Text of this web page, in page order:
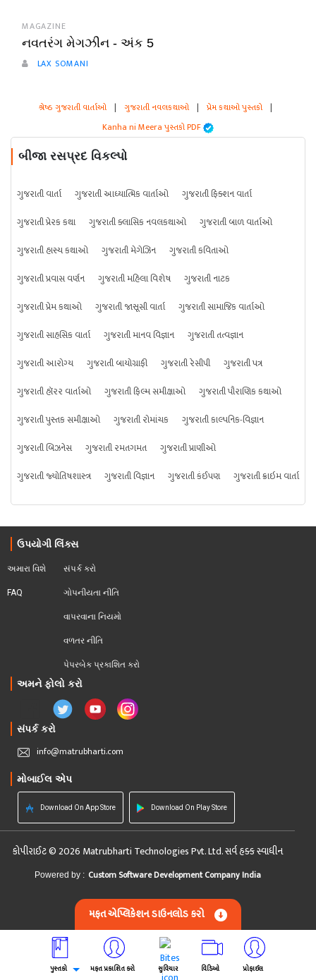
MAGAZINE
નવતરંગ મેગઝીન - અંક 5
LAX SOMANI
શ્રેષ્ઠ ગુજરાતી વાર્તાઓ | ગુજરાતી નવલકથાઓ | પ્રેમ કથાઓ પુસ્તકો |
Kanha ni Meera પુસ્તકો PDF
બીજા રસપ્રદ વિકલ્પો
ગુજરાતી વાર્તા ગુજરાતી આધ્યાત્મિક વાર્તાઓ
ગુજરાતી ફિક્શન વાર્તા
ગુજરાતી પ્રેરક કથા
ગુજરાતી ક્લાસિક નવલકથાઓ
ગુજરાતી બાળ વાર્તાઓ
ગુજરાતી હાસ્ય કથાઓ
ગુજરાતી મેગેઝિન
ગુજરાતી કવિતાઓ
ગુજરાતી પ્રવાસ વર્ણન
ગુજરાતી મહિલા વિશેષ
ગુજરાતી નાટક
ગુજરાતી પ્રેમ કથાઓ
ગુજરાતી જાસૂસી વાર્તા
ગુજરાતી સામાજિક વાર્તાઓ
ગુજરાતી સાહસિક વાર્તા
ગુજરાતી માનવ વિજ્ઞાન
ગુજરાતી તત્વજ્ઞાન
ગુજરાતી આરોગ્ય
ગુજરાતી બાયોગ્રાફી ગુજરાતી રેસીપી
ગુજરાતી પત્ર
ગુજરાતી હૉરર વાર્તાઓ
ગુજરાતી ફિલ્મ સમીક્ષાઓ
ગુજરાતી પૌરાણિક કથાઓ
ગુજરાતી પુસ્તક સમીક્ષાઓ
ગુજરાતી રોમાંચક
ગુજરાતી કાલ્પનિક-વિજ્ઞાન
ગુજરાતી બિઝનેસ
ગુજરાતી રમતગમત
ગુજરાતી પ્રાણીઓ
ગુજરાતી જ્યોતિષશાસ્ત્ર
ગુજરાતી વિજ્ઞાન ગુજરાતી કંઈપણ ગુજરાતી ક્રાઇમ વાર્તા
ઉપયોગી લિંક્સ
અમારા વિશે
FAQ
સંપર્ક કરો
ગોપનીયતા નીતિ
વાપરવાના નિયમો
વળતર નીતિ
પેપરબેક પ્રકાશિત કરો
અમને ફોલો કરો
સંપર્ક કરો
info@matrubharti.com
મોબાઈલ એપ
Download On App Store Download On Play Store
કોપીરાઈટ © 2026 Matrubharti Technologies Pvt. Ltd. સર્વ હક્ક સ્વાધીન
Powered by : Custom Software Development Company India
મફત એપ્લિકેશન ડાઉનલોડ કરો
પુસ્તકો મફત પ્રકાશિત કરો સુવિચાર વિડિઓ પ્રોફાઈલ